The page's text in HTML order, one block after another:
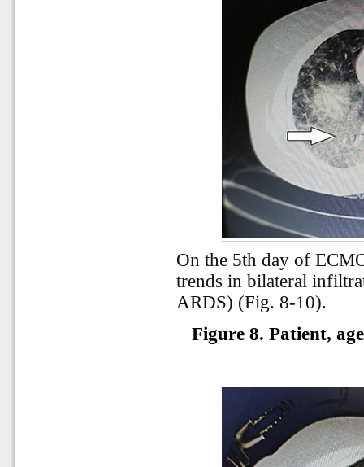
On the 5th day of
trends in bilateral
ARDS) (Fig. 8-10).
Figure 8. Patient,